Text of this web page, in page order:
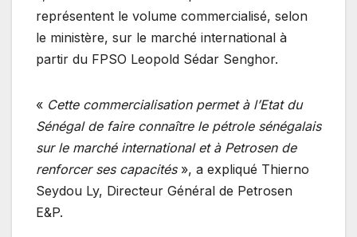
représentent le volume commercialisé, selon
le ministère, sur le marché international à
partir du FPSO Leopold Sédar Senghor.
« Cette commercialisation permet à l’Etat du
Sénégal de faire connaître le pétrole sénégalais
sur le marché international et à Petrosen de
renforcer ses capacités», a expliqué Thierno
Seydou Ly, Directeur Général de Petrosen
E&P.